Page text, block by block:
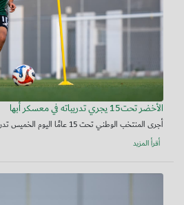
الأخضر تحت15 يجري تدريباته في معسكر أبها
أجرى المنتخب الوطني تحت 15 عامًا اليوم الخميس تدريباته ضمن معسكره الإع...
أقرأ المزيد